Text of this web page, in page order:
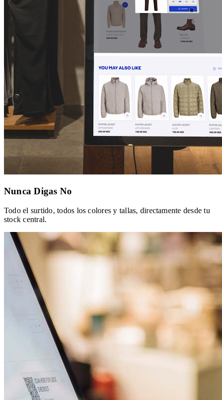
Nunca Digas No
Todo el surtido, todos los colores y tallas, directamente desde tu
stock central.